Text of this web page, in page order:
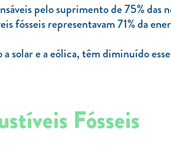
pelo suprimento de 75% das
fósseis representavam 71% da
e a eólica, têm diminuído
Fósseis